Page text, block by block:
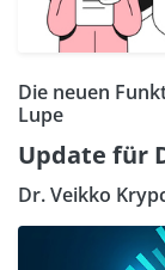
Die neuen
Lupe
Update für
Dr. Veikko